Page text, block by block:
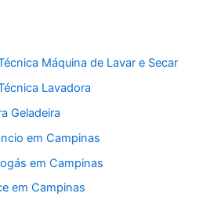
Máquina de Lavar e Secar
Lavadora
Geladeira
em Campinas
em Campinas
em Campinas